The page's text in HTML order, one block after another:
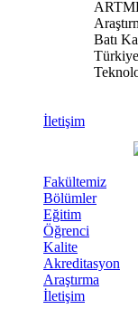
Batı
İletişim
Fakültemiz
Bölümler
Eğitim
Öğrenci
Kalite
Akreditasyon
Araştırma
İletişim